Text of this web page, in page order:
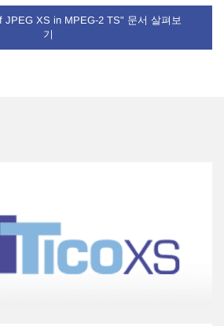
JPEG XS in MPEG-2 TS" 문서 살펴보
기